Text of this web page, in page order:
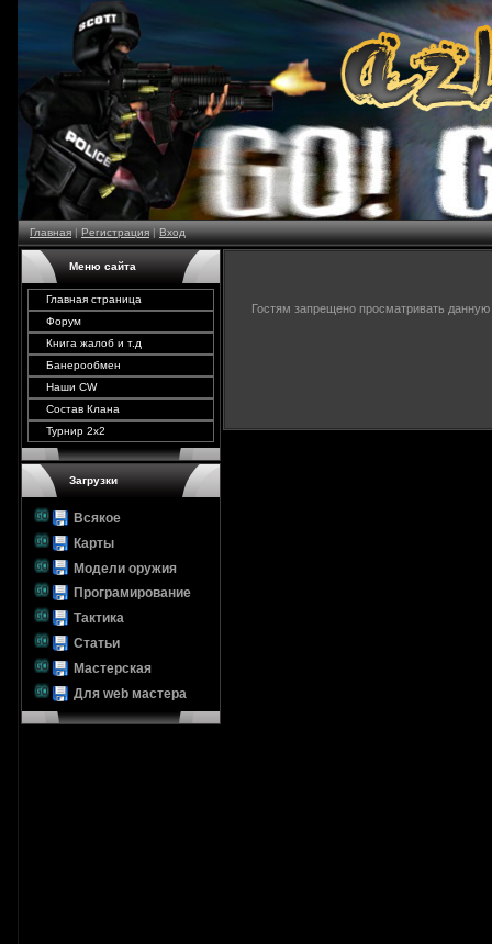
Главная|Регистрация|Вход
Меню сайта
Главная страница
Форум
Книга жалоб и т.д
Банерообмен
Наши CW
Состав Клана
Турнир 2х2
Загрузки
Всякое
Карты
Модели оружия
Програмирование
Тактика
Статьи
Мастерская
Для web мастера
Гостям запрещено просматривать данную